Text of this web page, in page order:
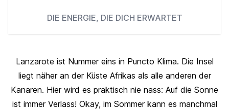
DIE ENERGIE, DIE DICH ERWARTET
Lanzarote ist Nummer eins in Puncto Klima. Die Insel
liegt näher an der Küste Afrikas als alle anderen der
Kanaren. Hier wird es praktisch nie nass: Auf die Sonne
ist immer Verlass! Okay, im Sommer kann es manchmal